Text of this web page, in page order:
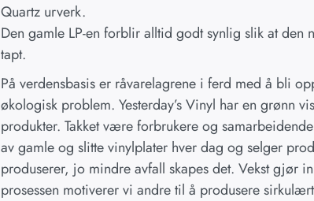
Quartz urverk.
Den gamle LP-en forblir alltid godt synlig slik at den
tapt.
På verdensbasis er råvarelagrene i ferd med å bli
økologisk problem. Yesterday’s Vinyl har en grønn
produkter. Takket være forbrukere og
av gamle og slitte vinylplater hver dag og selger
produserer, jo mindre avfall skapes det. Vekst gjør
prosessen motiverer vi andre til å produsere